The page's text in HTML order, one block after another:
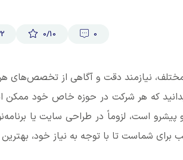
0
0/10
نیازمند دقت و آگاهی از تخصص‌های
که هر شرکت در حوزه خاص خود ممکن
است، لزوماً در طراحی سایت یا
شماست تا با توجه به نیاز خود،